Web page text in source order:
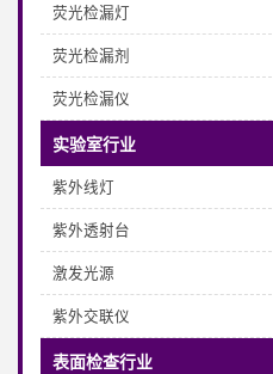
荧光检漏灯
荧光检漏剂
荧光检漏仪
实验室行业
紫外线灯
紫外透射台
激发光源
紫外交联仪
表面检查行业